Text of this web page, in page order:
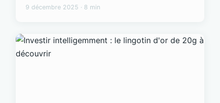
9 décembre 2025 · 8 min